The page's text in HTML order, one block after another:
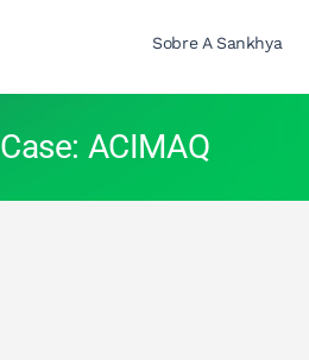
Sobre A Sankhya
Case: ACIMAQ